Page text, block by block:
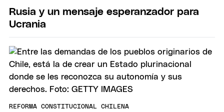
Rusia y un mensaje esperanzador para
Ucrania
REFORMA CONSTITUCIONAL CHILENA